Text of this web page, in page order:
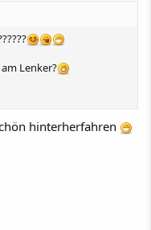
Lenker?
hinterherfahren